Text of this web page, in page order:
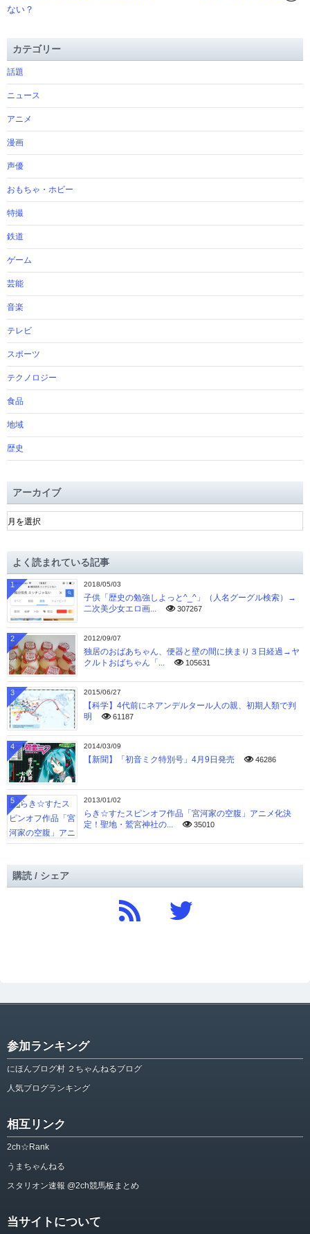
ない？
カテゴリー
話題
ニュース
アニメ
漫画
声優
おもちゃ・ホビー
特撮
鉄道
ゲーム
芸能
音楽
テレビ
スポーツ
テクノロジー
食品
地域
歴史
アーカイブ
ア
ー
ブよく読まれている記事
2018/05/03
子供「歴史の勉強しよっと^_^」（人名グーグル検索）→
二次美少女エロ画...
307267
1
2012/09/07
独居のおばあちゃん、便器と壁の間に挟まり３日経過→ヤ
クルトおばちゃん「...
105631
2
2015/06/27
【科学】4代前にネアンデルタール人の親、初期人類で判
明
61187
3
2014/03/09
【新聞】「初音ミク特別号」4月9日発売 46286
4
2013/01/02
らき☆すたスピンオフ作品「宮河家の空腹」アニメ化決
定！聖地・鷲宮神社の...
35010
5
購読 / シェア
参加ランキング
にほんブログ村 ２ちゃんねるブログ
人気ブログランキング
相互リンク
2ch☆Rank
うまちゃんねる
スタリオン速報 @2ch競馬板まとめ
当サイトについて